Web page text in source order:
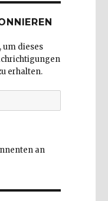
um dieses
erhalten.
an